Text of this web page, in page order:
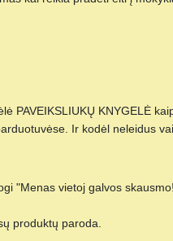
PAVEIKSLIUKŲ KNYGELĖ
Ir kodėl neleidus
"Menas vietoj galvos
produktų paroda.